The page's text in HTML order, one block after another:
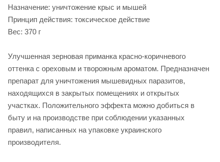
Назначение: уничтожение крыс и мышей
Принцип действия: токсическое действие
Вес: 370 г
Улучшенная зерновая приманка красно-коричневого
оттенка с ореховым и творожным ароматом. Предназначен
препарат для уничтожения мышевидных паразитов,
находящихся в закрытых помещениях и открытых
участках. Положительного эффекта можно добиться в
быту и на производстве при соблюдении указанных
правил, написанных на упаковке украинского
производителя.